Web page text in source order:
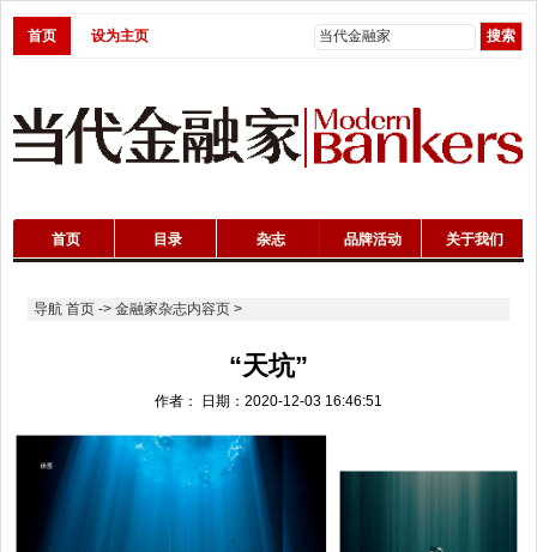
首页 设为主页
首页 目录 杂志 品牌活动 关于我们
导航 首页-> 金融家杂志内容页>
“天坑”
作者： 日期：2020-12-03 16:46:51